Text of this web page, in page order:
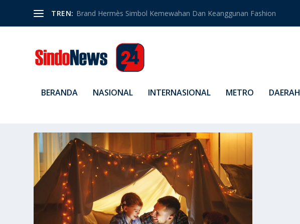
TREN: Brand Hermès Simbol Kemewahan Dan Keanggunan Fashion
BERANDA NASIONAL INTERNASIONAL METRO DAERAH